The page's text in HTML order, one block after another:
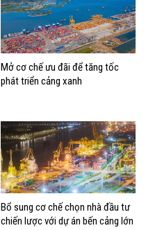
Mở cơ chế ưu đãi để tăng tốc
phát triển cảng xanh
Bổ sung cơ chế chọn nhà đầu tư
chiến lược với dự án bến cảng lớn